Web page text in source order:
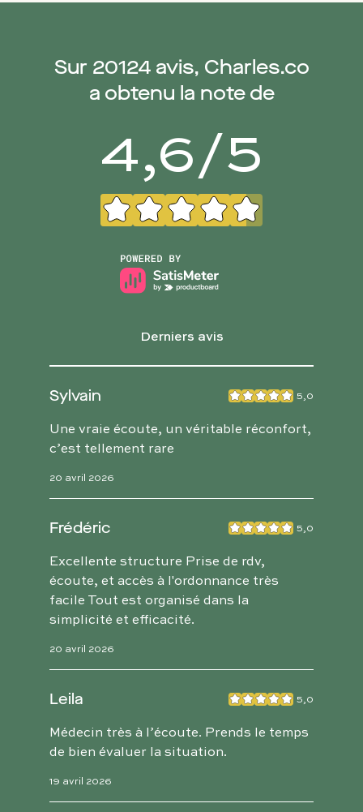
Sur 20124 avis, Charles.co
a obtenu la note de
4,6/5
Derniers avis
Sylvain 5,0
Une vraie écoute, un véritable réconfort,
c’est tellement rare
20 avril 2026
Frédéric 5,0
Excellente structure Prise de rdv,
écoute, et accès à l'ordonnance très
facile Tout est organisé dans la
simplicité et efficacité.
20 avril 2026
Leila 5,0
Médecin très à l’écoute. Prends le temps
de bien évaluer la situation.
19 avril 2026